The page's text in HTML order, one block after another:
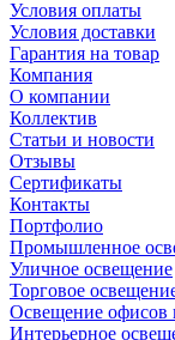
Условия оплаты
Условия доставки
Гарантия на товар
Компания
О компании
Коллектив
Статьи и новости
Отзывы
Сертификаты
Контакты
Портфолио
Промышленное
Уличное освещение
Торговое
Освещение офисов
Интерьерное